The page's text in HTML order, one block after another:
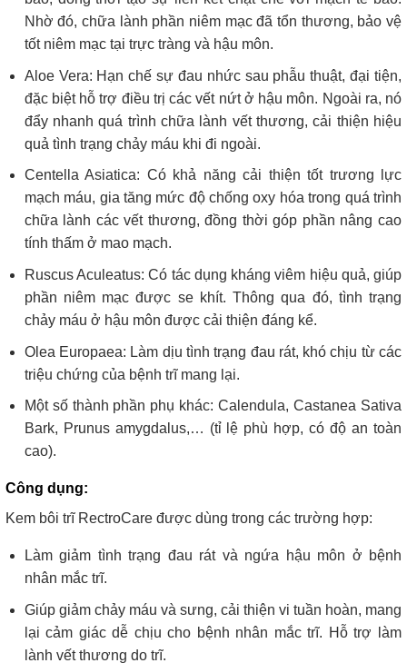
Nhờ đó, chữa lành phần niêm mạc đã tổn thương, bảo vệ
tốt niêm mạc tại trực tràng và hậu môn.
Aloe Vera: Hạn chế sự đau nhức sau phẫu thuật, đại tiện,
đặc biệt hỗ trợ điều trị các vết nứt ở hậu môn. Ngoài ra, nó
đẩy nhanh quá trình chữa lành vết thương, cải thiện hiệu
quả tình trạng chảy máu khi đi ngoài.
Centella Asiatica: Có khả năng cải thiện tốt trương lực
mạch máu, gia tăng mức độ chống oxy hóa trong quá trình
chữa lành các vết thương, đồng thời góp phần nâng cao
tính thấm ở mao mạch.
Ruscus Aculeatus: Có tác dụng kháng viêm hiệu quả, giúp
phần niêm mạc được se khít. Thông qua đó, tình trạng
chảy máu ở hậu môn được cải thiện đáng kể.
Olea Europaea: Làm dịu tình trạng đau rát, khó chịu từ các
triệu chứng của bệnh trĩ mang lại.
Một số thành phần phụ khác: Calendula, Castanea Sativa
Bark, Prunus amygdalus,… (tỉ lệ phù hợp, có độ an toàn
cao).
Công dụng:
Kem bôi trĩ RectroCare được dùng trong các trường hợp:
Làm giảm tình trạng đau rát và ngứa hậu môn ở bệnh
nhân mắc trĩ.
Giúp giảm chảy máu và sưng, cải thiện vi tuần hoàn, mang
lại cảm giác dễ chịu cho bệnh nhân mắc trĩ. Hỗ trợ làm
lành vết thương do trĩ.